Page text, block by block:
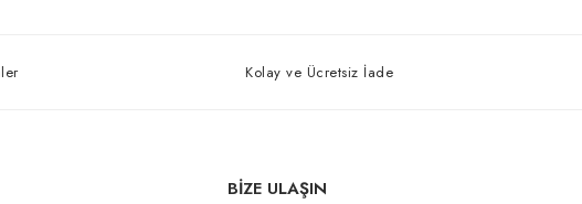
Kolay ve Ücretsiz İade
BİZE ULAŞIN